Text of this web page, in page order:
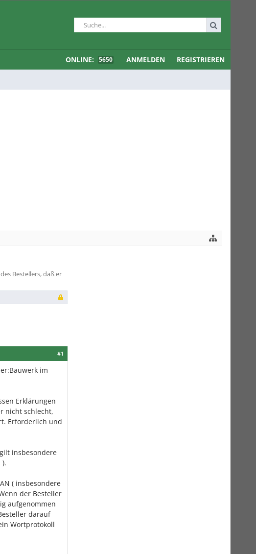
ONLINE: 5650 ANMELDEN REGISTRIEREN
Bestellers, daß er
#1
im
Erklärungen
nicht schlecht,
Erforderlich und
insbesondere
( insbesondere
der Besteller
aufgenommen
darauf
Wortprotokoll